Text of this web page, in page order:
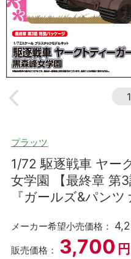
1
プラッツ
1/72 駆逐戦車 ヤー
女学園 【最終章 第
『ガールズ&パンツ
メーカー希望小売価格：
販売価格： 3,700 円